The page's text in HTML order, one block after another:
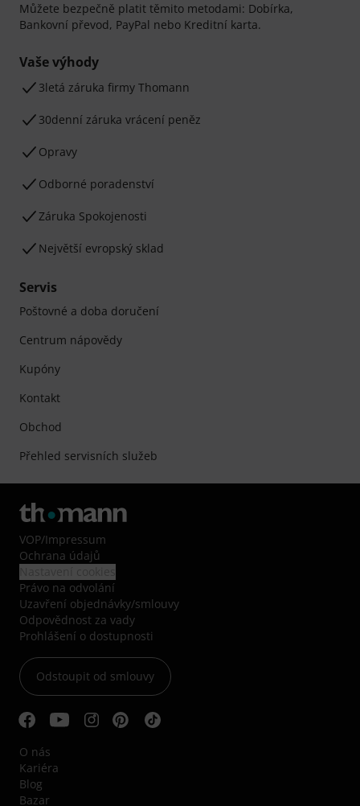
Můžete bezpečně platit těmito metodami: Dobírka,
Bankovní převod, PayPal nebo Kreditní karta.
Vaše výhody
3letá záruka firmy Thomann
30denní záruka vrácení peněz
Opravy
Odborné poradenství
Záruka Spokojenosti
Největší evropský sklad
Servis
Poštovné a doba doručení
Centrum nápovědy
Kupóny
Kontakt
Obchod
Přehled servisních služeb
VOP/Impressum
Ochrana údajů
Právo na odvolání
Uzavření objednávky/smlouvy
Odpovědnost za vady
Prohlášení o dostupnosti
Odstoupit od smlouvy
O nás
Kariéra
Blog
Bazar